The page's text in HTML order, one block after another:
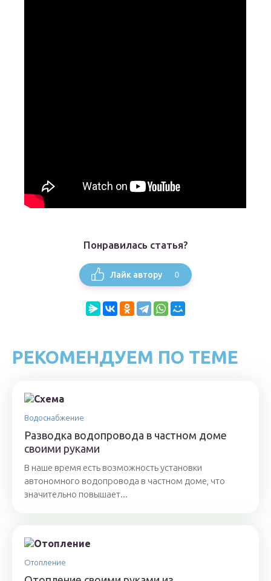
Понравилась статья?
Лайк автору 0
РЕКОМЕНДУЕМ ПО ТЕМЕ
Водоснабжение
Разводка водопровода в частном доме
своими руками
В наше время есть возможность установки
автономного водопровода в частном доме, что
значительно повышает...
Отопление